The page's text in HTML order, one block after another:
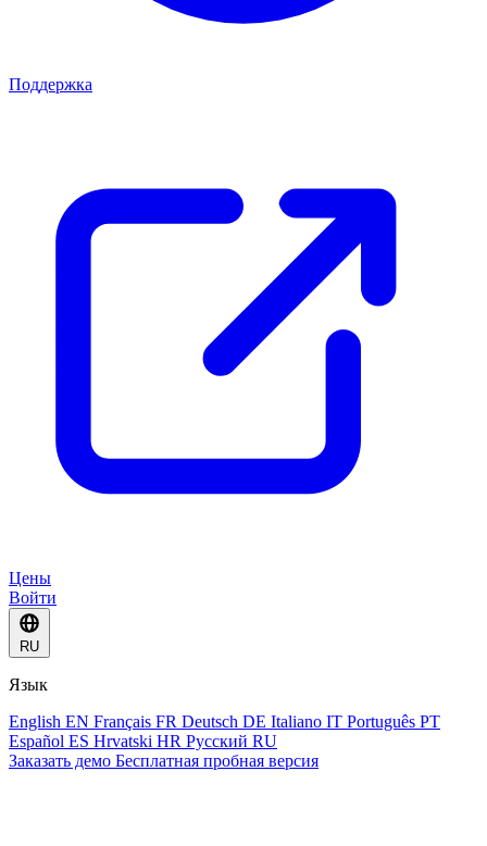
Поддержка
Цены
Войти
RU
Язык
English EN Français FR Deutsch DE Italiano IT Português PT
Español ES Hrvatski HR Русский RU
Заказать демо Бесплатная пробная версия